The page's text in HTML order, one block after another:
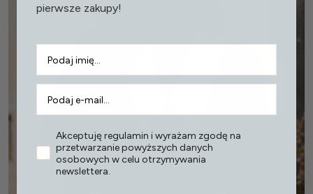
pierwsze zakupy!
Akceptuję regulamin i wyrażam zgodę na
przetwarzanie powyższych danych
osobowych w celu otrzymywania
newslettera.